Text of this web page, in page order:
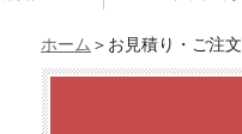
ホーム ＞お見積り・ご注文